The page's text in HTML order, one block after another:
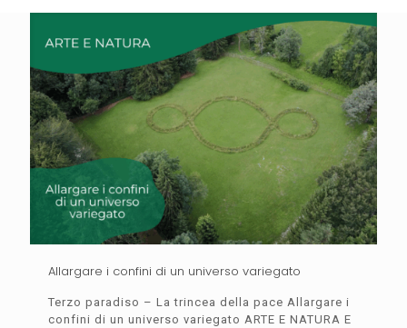
Allargare i confini di un universo variegato
Terzo paradiso – La trincea della pace Allargare i
confini di un universo variegato ARTE E NATURA E